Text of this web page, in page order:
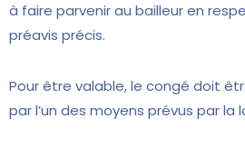
à faire parvenir au bailleur en
préavis précis.
Pour être valable, le congé doit
par l’un des moyens prévus par la